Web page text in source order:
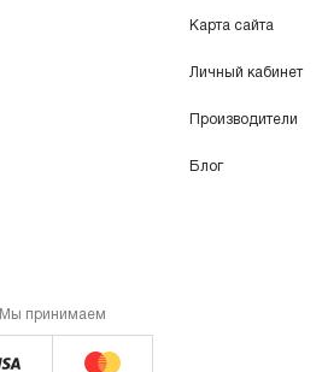
Карта сайта
Личный кабинет
Производители
Блог
Мы принимаем